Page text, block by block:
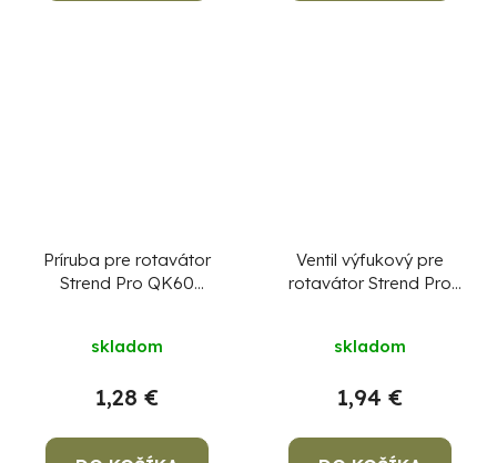
Príruba pre rotavátor
Strend Pro QK60
skladom
1,28 €
Ventil výfukový pre
rotavátor Strend Pro
skladom
1,94 €